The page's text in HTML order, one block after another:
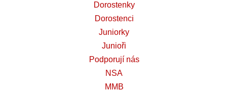
Dorostenky
Dorostenci
Juniorky
Junioři
Podporují nás
NSA
MMB